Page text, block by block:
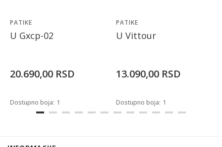
PATIKE
U Gxcp-02
20.690,00 RSD
Dostupno boja: 1
PATIKE
U Vittour
13.090,00 RSD
Dostupno boja: 1